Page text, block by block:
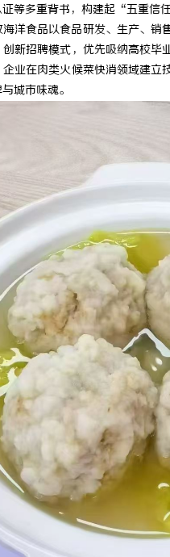
等多重背书，构建起“五重信
食品以食品研发、生产、销
新招聘模式，优先吸纳高校
业在肉类火候菜快消领域建
城市味魂。